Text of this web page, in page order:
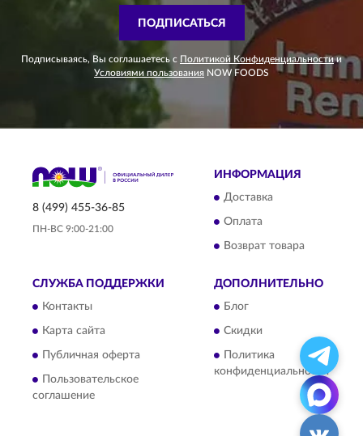
ПОДПИСАТЬСЯ
Подписываясь, Вы соглашаетесь с Политикой Конфиденциальности и
Условиями пользования NOW FOODS
8 (499) 455-36-85
ПН-ВС 9:00-21:00
ИНФОРМАЦИЯ
Доставка
Оплата
Возврат товара
СЛУЖБА ПОДДЕРЖКИ
Контакты
Карта сайта
Публичная оферта
Пользовательское
соглашение
ДОПОЛНИТЕЛЬНО
Блог
Скидки
Политика
конфиденциальности